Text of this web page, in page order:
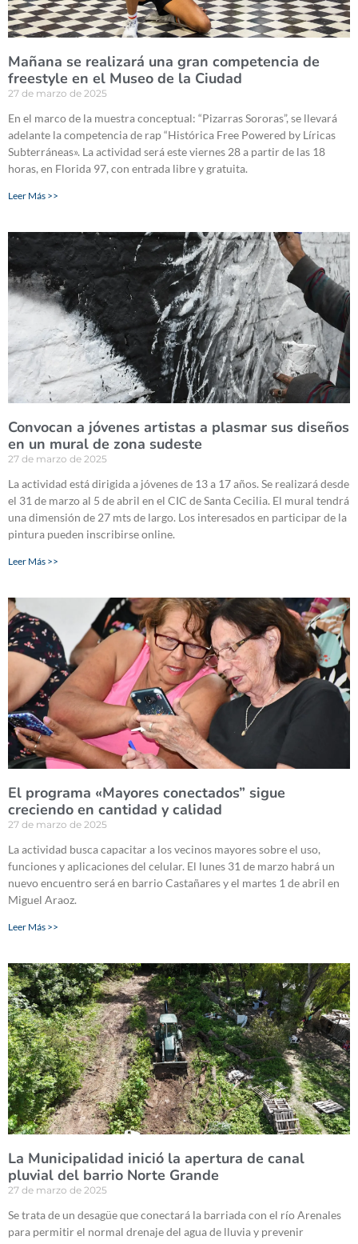
Mañana se realizará una gran competencia de
freestyle en el Museo de la Ciudad
27 de marzo de 2025
En el marco de la muestra conceptual: “Pizarras Sororas”, se llevará
adelante la competencia de rap “Histórica Free Powered by Líricas
Subterráneas». La actividad será este viernes 28 a partir de las 18
horas, en Florida 97, con entrada libre y gratuita.
Leer Más >>
Convocan a jóvenes artistas a plasmar sus diseños
en un mural de zona sudeste
27 de marzo de 2025
La actividad está dirigida a jóvenes de 13 a 17 años. Se realizará desde
el 31 de marzo al 5 de abril en el CIC de Santa Cecilia. El mural tendrá
una dimensión de 27 mts de largo. Los interesados en participar de la
pintura pueden inscribirse online.
Leer Más >>
El programa «Mayores conectados” sigue
creciendo en cantidad y calidad
27 de marzo de 2025
La actividad busca capacitar a los vecinos mayores sobre el uso,
funciones y aplicaciones del celular. El lunes 31 de marzo habrá un
nuevo encuentro será en barrio Castañares y el martes 1 de abril en
Miguel Araoz.
Leer Más >>
La Municipalidad inició la apertura de canal
pluvial del barrio Norte Grande
27 de marzo de 2025
Se trata de un desagüe que conectará la barriada con el río Arenales
para permitir el normal drenaje del agua de lluvia y prevenir